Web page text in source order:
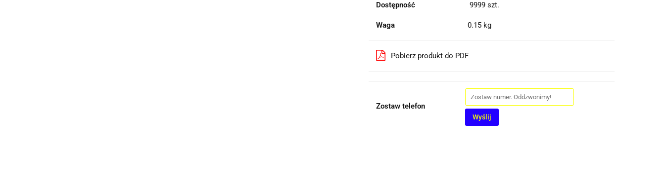
Dostępność 9999 szt.
Waga 0.15 kg
Pobierz produkt do PDF
Zostaw telefon
Wyślij